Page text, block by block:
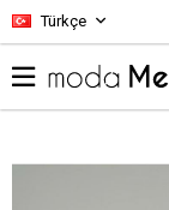
Türkçe